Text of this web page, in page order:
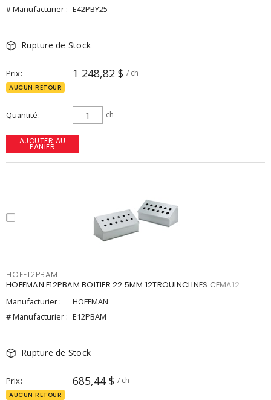
# Manufacturier : E42PBY25
Rupture de Stock
Prix 1 248,82 $ / ch
AUCUN RETOUR
Quantité ch
AJOUTER AU
PANIER
HOFE12PBAM
HOFFMAN E12PBAM BOITIER 22.5MM 12TROUINCLINES CEMA12
Manufacturier :
HOFFMAN
# Manufacturier : E12PBAM
Rupture de Stock
Prix 685,44 $ / ch
AUCUN RETOUR